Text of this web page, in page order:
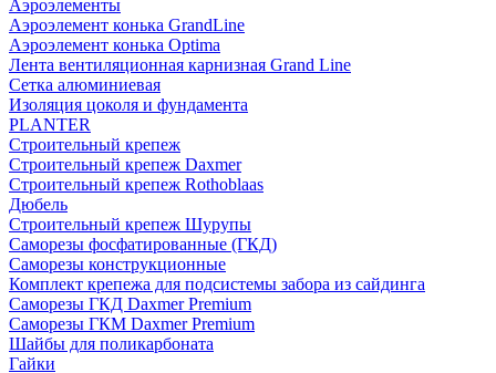
Аэроэлементы
Аэроэлемент конька GrandLine
Аэроэлемент конька Optima
Лента вентиляционная карнизная Grand Line
Сетка алюминиевая
Изоляция цоколя и фундамента
PLANTER
Строительный крепеж
Строительный крепеж Daxmer
Строительный крепеж Rothoblaas
Дюбель
Строительный крепеж Шурупы
Саморeзы фосфатированные (ГКД)
Саморезы конструкционные
Комплект крепежа для подсистемы забора из сайдинга
Саморезы ГКД Daxmer Premium
Саморезы ГКМ Daxmer Premium
Шайбы для поликарбоната
Гайки